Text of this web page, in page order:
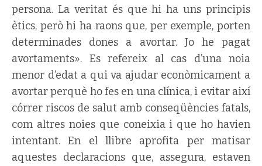
persona. La veritat és que hi ha uns principis
ètics, però hi ha raons que, per exemple, porten
determinades dones a avortar. Jo he pagat
avortaments». Es refereix al cas d’una noia
menor d’edat a qui va ajudar econòmicament a
avortar perquè ho fes en una clínica, i evitar així
córrer riscos de salut amb conseqüències fatals,
com altres noies que coneixia i que ho havien
intentant. En el llibre aprofita per matisar
aquestes declaracions que, assegura, estaven